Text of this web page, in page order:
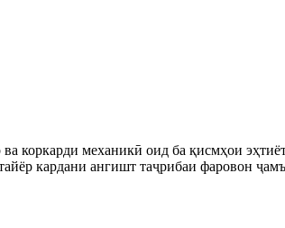
коркарди механикӣ оид ба қисмҳои
кардани ангишт таҷрибаи фаровон